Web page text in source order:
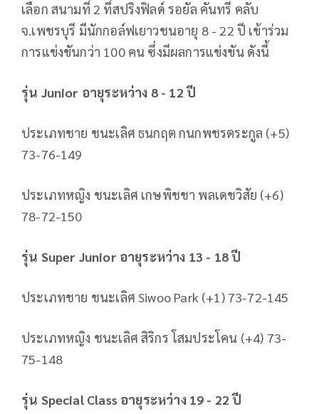
เลือก สนามที่ 2 ที่สปริงฟิลด์ รอยัล คันทรี คลับ
จ.เพชรบุรี มีนักกอล์ฟเยาวชนอายุ 8 - 22 ปี เข้าร่วม
การแข่งขันกว่า 100 คน ซึ่งมีผลการแข่งขัน ดังนี้
รุ่น Junior อายุระหว่าง 8 - 12ปี
ประเภทชาย ชนะเลิศ ธนกฤต กนกพชรตระกูล (+5)
73-76-149
ประเภทหญิง ชนะเลิศ เกษพิชชา พลเดชวิสัย (+6)
78-72-150
รุ่น Super Junior อายุระหว่าง 13 - 18ปี
ประเภทชาย ชนะเลิศSiwoo Park (+1) 73-72-145
ประเภทหญิง ชนะเลิศ สิริกร โสมประโคน (+4) 73-
75-148
รุ่น Special Class อายุระหว่าง 19 - 22ปี